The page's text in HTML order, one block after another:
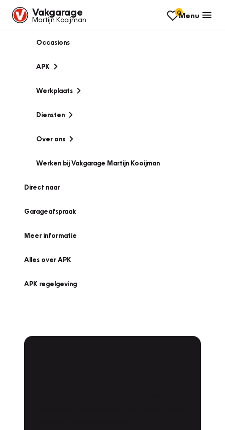
Vakgarage
Martijn Kooijman
0Menu
Occasions
APK
Werkplaats
Diensten
Over ons
Werken bij Vakgarage Martijn Kooijman
Direct naar
Garageafspraak
Meer informatie
Alles over APK
APK regelgeving